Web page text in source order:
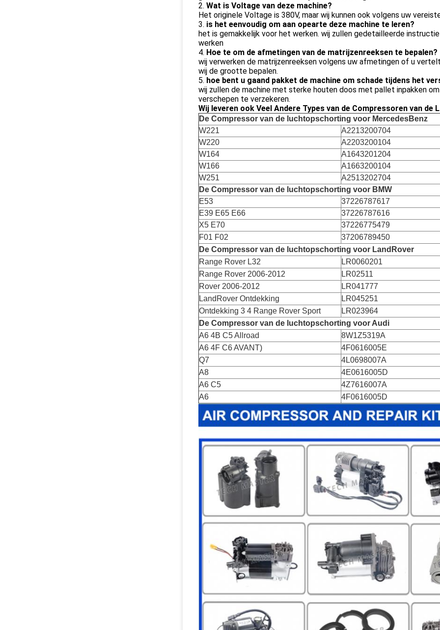
2. Wat is Voltage van deze machine?
Het originele Voltage is 380V, maar wij kunnen ook volgens uw
3. is het eenvoudig om aan opearte deze machine te leren?
het is gemakkelijk voor het werken. wij zullen gedetailleerde
werken
4. Hoe te om de afmetingen van de matrijzenreeksen te bepalen?
wij verwerken de matrijzenreeksen volgens uw afmetingen of u
wij de grootte bepalen.
5. hoe bent u gaand pakket de machine om schade tijdens het
wij zullen de machine met sterke houten doos met pallet inpakken
verschepen te verzekeren.
Wij leveren ook Veel Andere Types van de Compressoren van de
De Compressor van de luchtopschorting voor MercedesBenz
W221
A2213200704
W220
A2203200104
W164
A1643201204
W166
A1663200104
W251
A2513202704
De Compressor van de luchtopschorting voor BMW
E53
37226787617
E39 E65 E66
37226787616
X5 E70
37226775479
F01 F02
37206789450
De Compressor van de luchtopschorting voor LandRover
Range Rover L32
LR0060201
Range Rover 2006-2012
LR02511
Rover 2006-2012
LR041777
LandRover Ontdekking
LR045251
Ontdekking 3 4 Range Rover Sport
LR023964
De Compressor van de luchtopschorting voor Audi
A6 4B C5 Allroad
8W1Z5319A
A6 4F C6 AVANT)
4F0616005E
Q7
4L0698007A
A8
4E0616005D
A6 C5
4Z7616007A
A6
4F0616005D